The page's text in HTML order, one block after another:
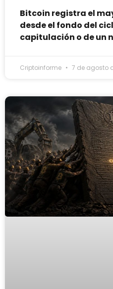
Bitcoin registra el
desde el fondo del
capitulación o de un
Criptoinforme 7 de agosto